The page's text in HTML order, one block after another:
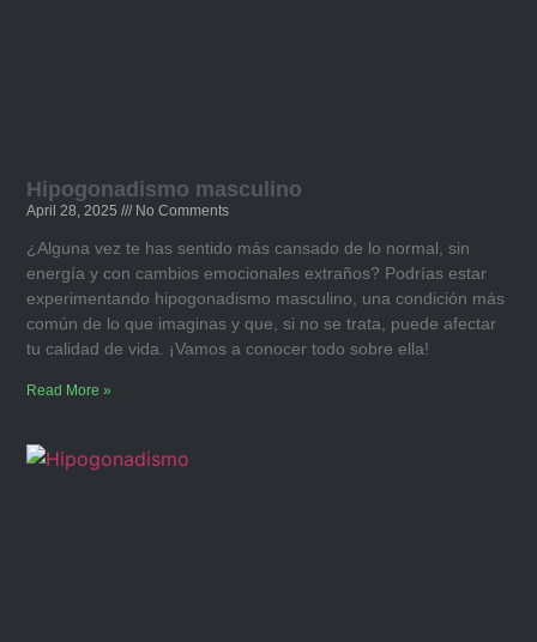
Hipogonadismo masculino​
April 28, 2025 No Comments
¿Alguna vez te has sentido más cansado de lo normal, sin
energía y con cambios emocionales extraños? Podrías estar
experimentando hipogonadismo masculino, una condición más
común de lo que imaginas y que, si no se trata, puede afectar
tu calidad de vida. ¡Vamos a conocer todo sobre ella!
Read More »